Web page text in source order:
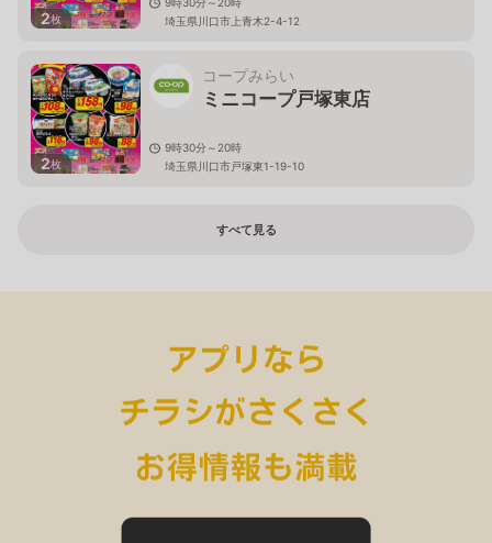
2枚
9時30分～20時
埼玉県川口市上青木2-4-12
2枚
コープみらい
ミニコープ戸塚東店
9時30分～20時
埼玉県川口市戸塚東1-19-10
すべて見る